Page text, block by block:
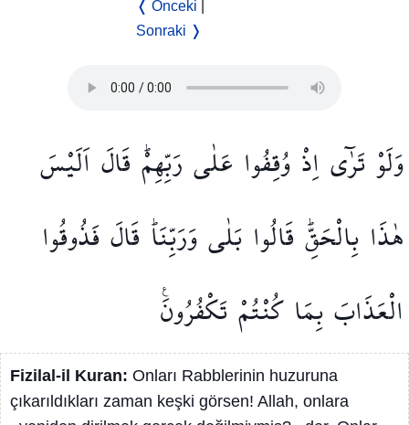
❬ Önceki
Sonraki ❭
وَلَوْتَرٰٓىاِذْ وُقِفُوا عَلٰى رَبِّهِمْۜ قَالَاَلَيْسَ
هٰذَا بِالْحَقِّۜ قَالُوا بَلٰىوَرَبِّنَاۜ قَالَفَذُوقُوا
الْعَذَابَبِمَا كُنْتُمْتَكْفُرُونَ۟
Fizilal-il Kuran: Onları Rabblerinin huzuruna
çıkarıldıkları zaman keşki görsen! Allah, onlara